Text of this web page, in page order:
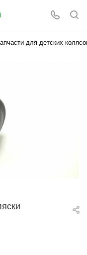
для детских